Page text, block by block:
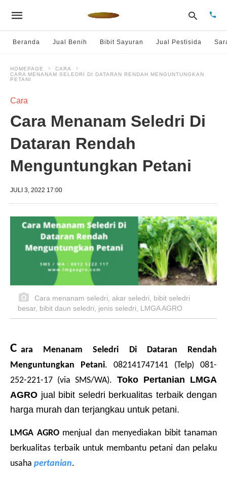
Beranda Jual Benih Bibit Sayuran Jual Pestisida
HOMEPAGE
CARA
CARA MENANAM SELEDRI DI DATARAN RENDAH MENGUNTUNGKAN
PETANI
Cara
Cara Menanam Seledri Di
Dataran Rendah
Menguntungkan Petani
JULI 3, 2022 17:00
Cara menanam seledri, akar seledri, bibit seledri
besar, bibit daun seledri, jenis seledri, LMGA AGRO
C ara Menanam Seledri Di Dataran Rendah
Menguntungkan Petani. 082141747141 (Telp) 081-
252-221-17 (via SMS/WA). Toko Pertanian LMGA
AGRO jual bibit seledri berkualitas terbaik dengan
harga murah dan terjangkau untuk petani.
LMGA AGRO menjual dan menyediakan bibit tanaman
berkualitas terbaik untuk membantu petani dan pelaku
usaha pertanian.